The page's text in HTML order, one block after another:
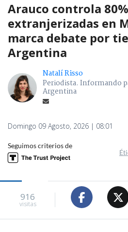
Arauco controla
extranjerizadas en
marca debate por
Argentina
Natalí Risso
Periodista. Informando
Argentina
Domingo 09 Agosto, 2026 | 08:01
Seguimos criterios de
916
visitas